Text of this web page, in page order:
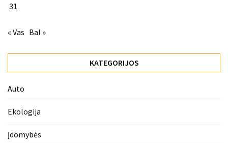
31
« Vas Bal »
KATEGORIJOS
Auto
Ekologija
Įdomybės